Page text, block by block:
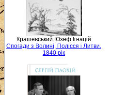
Крашевський Юзеф Ігнацій
Спогади з Волині, Полісся і Литви.
1840 рік